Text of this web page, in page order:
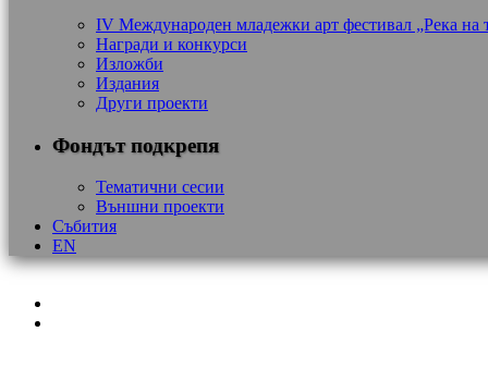
IV Международен младежки арт фестивал „Река на
Награди и конкурси
Изложби
Издания
Други проекти
Фондът подкрепя
Тематични сесии
Външни проекти
Събития
EN